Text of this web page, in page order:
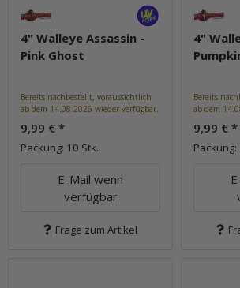
4" Walleye Assassin -
Pink Ghost
Bereits nachbestellt, voraussichtlich
ab dem 14.08.2026 wieder verfügbar.
9,99 € *
Packung: 10 Stk.
E-Mail wenn
verfügbar
Frage zum Artikel
4"
Bereits
ab dem
9,99 € *
Packung: